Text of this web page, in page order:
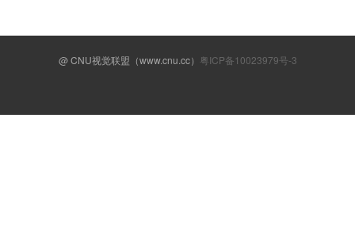
@ CNU视觉联盟（www.cnu.cc） 粤ICP备10023979号-3